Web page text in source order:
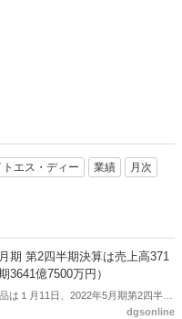
トエス・ディー 業績 月次
期 第2四半期決算は売上高371
3641億7500万円）
は１月11日、2022年5月期第2四半期
年11月30日）を公表した。それに
dgsonline